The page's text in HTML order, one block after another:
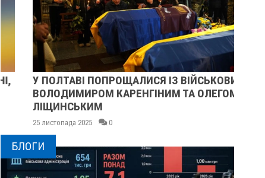
У ПОЛТАВІ ПОПРОЩАЛИСЯ ІЗ ВІЙСЬКОВИМИ
ВОЛОДИМИРОМ КАРЕНГІНИМ ТА ОЛЕГОМ
ЛІЩИНСЬКИМ
25 листопада 2025 0
БЛОГИ